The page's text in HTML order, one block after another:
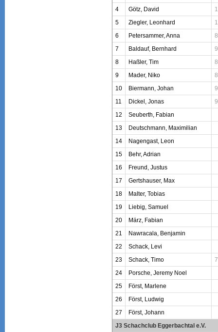
4
Götz, David
5
Ziegler, Leonhard
6
Petersammer, Anna
7
Baldauf, Bernhard
8
Haßler, Tim
9
Mader, Niko
10
Biermann, Johan
11
Dickel, Jonas
12
Seuberth, Fabian
13
Deutschmann, Maximilian
14
Nagengast, Leon
15
Behr, Adrian
16
Freund, Justus
17
Gertshauser, Max
18
Malter, Tobias
19
Liebig, Samuel
20
März, Fabian
21
Nawracala, Benjamin
22
Schack, Levi
23
Schack, Timo
24
Porsche, Jeremy Noel
25
Först, Marlene
26
Först, Ludwig
27
Först, Johann
J3 Schachclub Eggerbachtal e.V.